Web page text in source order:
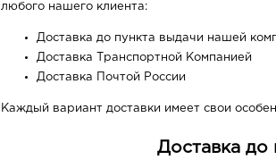
любого нашего клиента:
Доставка до пункта выдачи нашей
Доставка Транспортной Компанией
Доставка Почтой России
Каждый вариант доставки имеет свои
Доставка до